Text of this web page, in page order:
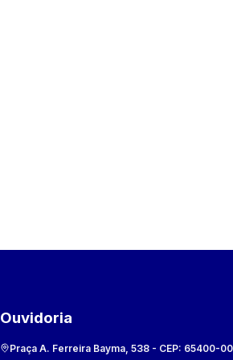
Ouvidoria
Praça A. Ferreira Bayma, 538- CEP: 65400-